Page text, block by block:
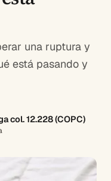
una ruptura y
está pasando y
col. 12.228 (COPC)